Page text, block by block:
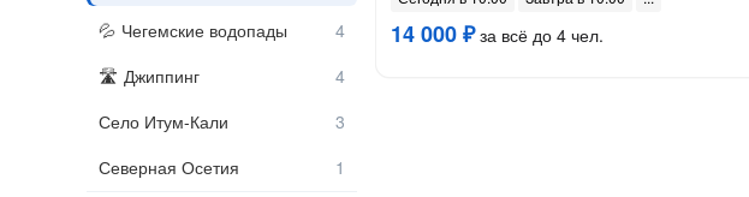
14 000 ₽за всё до 4 чел.
Чегемские водопады
Джиппинг
Село Итум-Кали
Северная Осетия